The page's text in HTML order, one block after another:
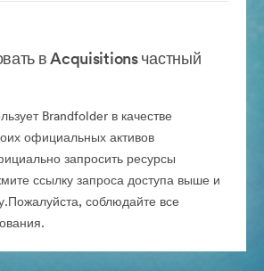
в Acquisitions частный
Brandfolder в качестве
официальных активов
запросить ресурсы
ссылку запроса доступа выше и
соблюдайте все